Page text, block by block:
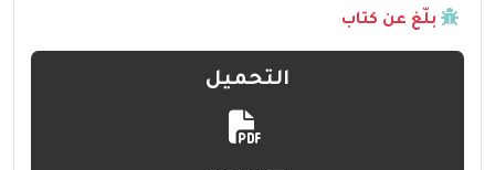
بلّغ عن كتاب
التحميل